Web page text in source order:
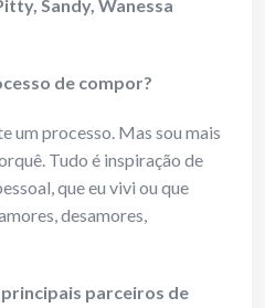
Sandy, Wanessa
de compor?
um processo. Mas sou mais
Tudo é inspiração de
que eu vivi ou que
desamores,
principais parceiros de